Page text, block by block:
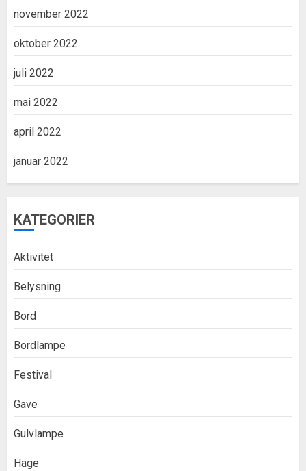
november 2022
oktober 2022
juli 2022
mai 2022
april 2022
januar 2022
KATEGORIER
Aktivitet
Belysning
Bord
Bordlampe
Festival
Gave
Gulvlampe
Hage